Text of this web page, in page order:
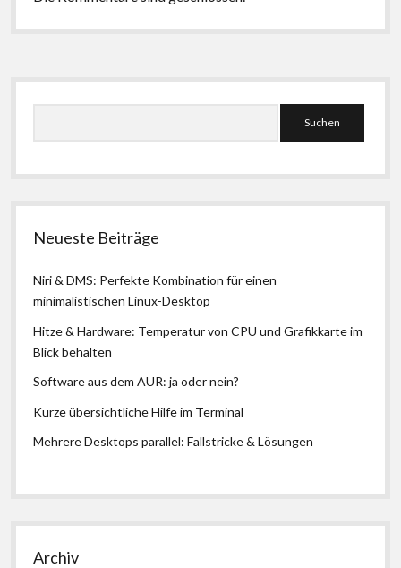
Seitenleiste
Neueste Beiträge
Niri & DMS: Perfekte Kombination für einen
minimalistischen Linux-Desktop
Hitze & Hardware: Temperatur von CPU und Grafikkarte im
Blick behalten
Software aus dem AUR: ja oder nein?
Kurze übersichtliche Hilfe im Terminal
Mehrere Desktops parallel: Fallstricke & Lösungen
Archiv